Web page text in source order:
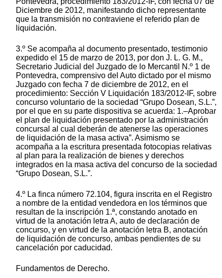
Diciembre de 2012, manifestando dicho representante
que la transmisión no contraviene el referido plan de
liquidación.
3.º Se acompaña al documento presentado, testimonio
expedido el 15 de marzo de 2013, por don J. L. G. M.,
Secretario Judicial del Juzgado de lo Mercantil N.º 1 de
Pontevedra, comprensivo del Auto dictado por el mismo
Juzgado con fecha 7 de diciembre de 2012, en el
procedimiento: Sección V Liquidación 183/2012-IF, sobre
concurso voluntario de la sociedad “Grupo Dosean, S.L.”,
por el que en su parte dispositiva se acuerda: 1.–Aprobar
el plan de liquidación presentado por la administración
concursal al cual deberán de atenerse las operaciones
de liquidación de la masa activa”. Asimismo se
acompaña a la escritura presentada fotocopias relativas
al plan para la realización de bienes y derechos
integrados en la masa activa del concurso de la sociedad
“Grupo Dosean, S.L.”.
4.º La finca número 72.104, figura inscrita en el Registro
a nombre de la entidad vendedora en los términos que
resultan de la inscripción 1.ª, constando anotado en
virtud de la anotación letra A, auto de declaración de
concurso, y en virtud de la anotación letra B, anotación
de liquidación de concurso, ambas pendientes de su
cancelación por caducidad.
Fundamentos de Derecho.